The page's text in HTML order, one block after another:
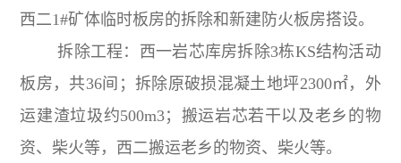
西二1#矿体临时板房的拆除和新建防火板房搭设。
拆除工程：西一岩芯库房拆除3栋KS结构活动
板房，共36间；拆除原破损混凝土地坪2300㎡，外
运建渣垃圾约500m3；搬运岩芯若干以及老乡的物
资、柴火等，西二搬运老乡的物资、柴火等。